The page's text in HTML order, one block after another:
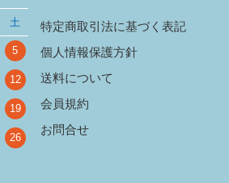
土
5
12
19
26
特定商取引法に基づく表記
個人情報保護方針
送料について
会員規約
お問合せ